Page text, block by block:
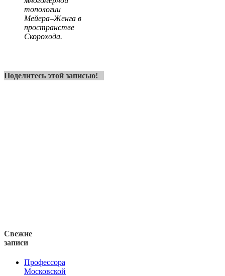
топологии
Мейера–Женга в
пространстве
Скорохода.
Поделитесь этой записью!
Свежие
записи
Профессора
Московской